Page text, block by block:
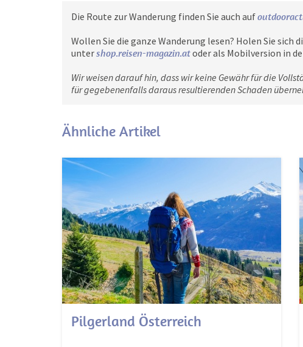
Die Route zur Wanderung finden Sie auch auf
Wollen Sie die ganze Wanderung lesen? Holen Sie sich
untershop.reisen-magazin.atoder als Mobilversion in
Wir weisen darauf hin, dass wir keine Gewähr für die
für gegebenenfalls daraus resultierenden Schaden
Ähnliche Artikel
Pilgerland Österreich